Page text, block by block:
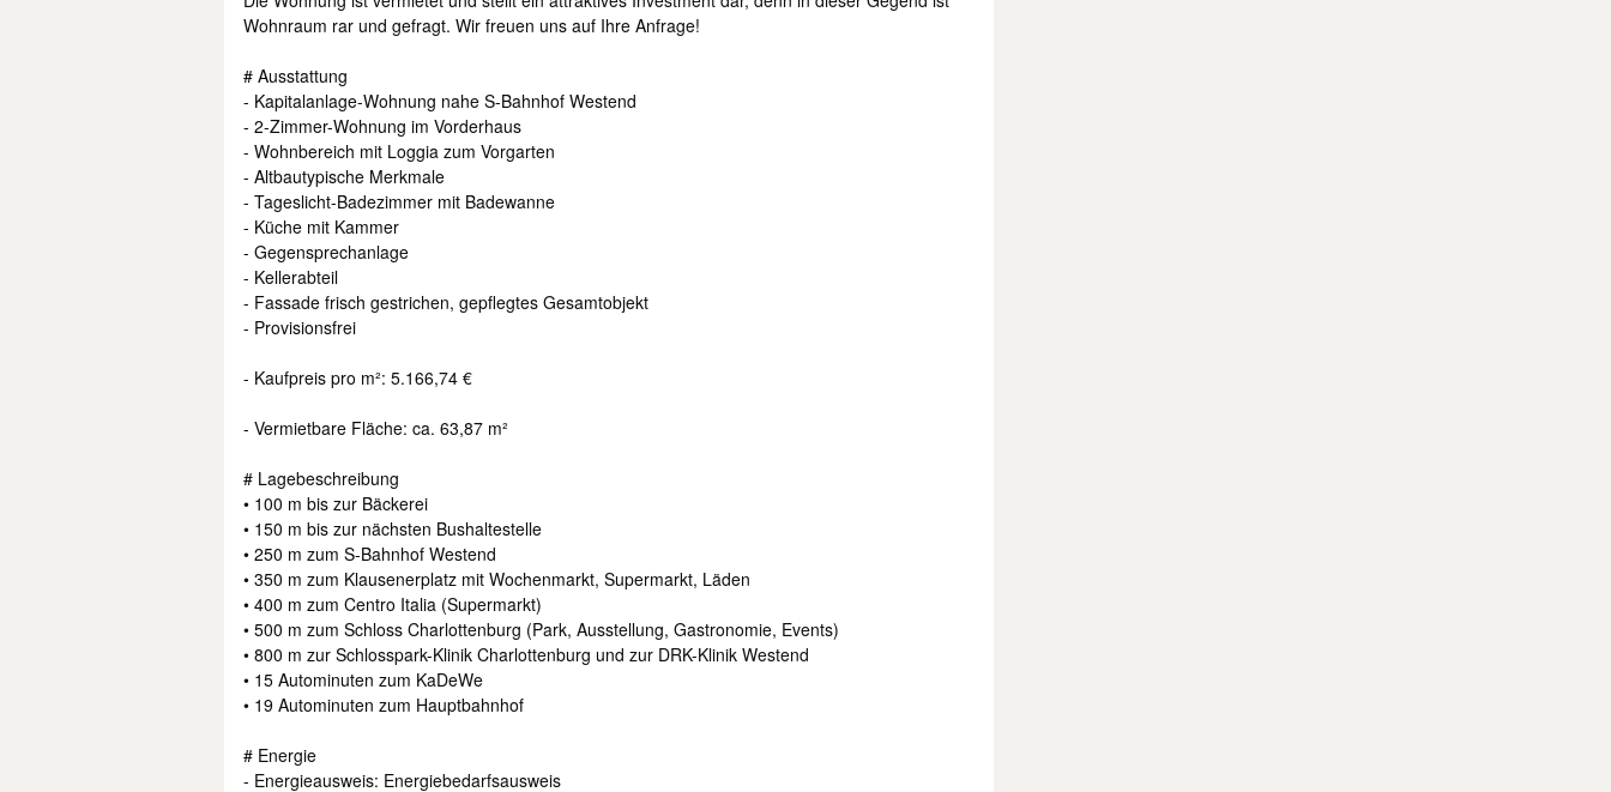
Wohnraum rar und gefragt. Wir freuen uns auf Ihre Anfrage!
# Ausstattung
- Kapitalanlage-Wohnung nahe S-Bahnhof Westend
- 2-Zimmer-Wohnung im Vorderhaus
- Wohnbereich mit Loggia zum Vorgarten
- Altbautypische Merkmale
- Tageslicht-Badezimmer mit Badewanne
- Küche mit Kammer
- Gegensprechanlage
- Kellerabteil
- Fassade frisch gestrichen, gepflegtes Gesamtobjekt
- Provisionsfrei
- Kaufpreis pro m²: 5.166,74 €
- Vermietbare Fläche: ca. 63,87 m²
# Lagebeschreibung
• 100 m bis zur Bäckerei
• 150 m bis zur nächsten Bushaltestelle
• 250 m zum S-Bahnhof Westend
• 350 m zum Klausenerplatz mit Wochenmarkt, Supermarkt, Läden
• 400 m zum Centro Italia (Supermarkt)
• 500 m zum Schloss Charlottenburg (Park, Ausstellung, Gastronomie, Events)
• 800 m zur Schlosspark-Klinik Charlottenburg und zur DRK-Klinik Westend
• 15 Autominuten zum KaDeWe
• 19 Autominuten zum Hauptbahnhof
# Energie
- Energieausweis: Energiebedarfsausweis